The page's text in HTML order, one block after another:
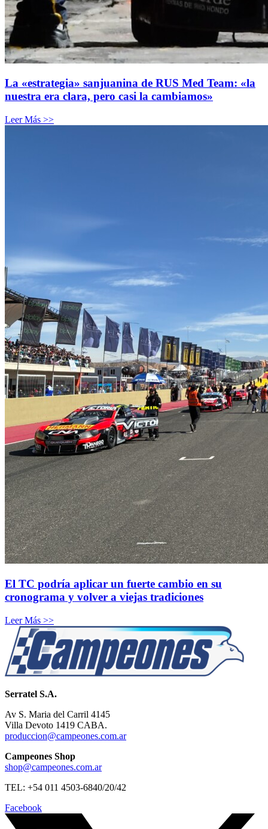
La «estrategia» sanjuanina de RUS Med Team: «la
nuestra era clara, pero casi la cambiamos»
Leer Más >>
El TC podría aplicar un fuerte cambio en su
cronograma y volver a viejas tradiciones
Leer Más >>
Serratel S.A.
Av S. Maria del Carril 4145
Villa Devoto 1419 CABA.
produccion@campeones.com.ar
Campeones Shop
shop@campeones.com.ar
TEL: +54 011 4503-6840/20/42
Facebook